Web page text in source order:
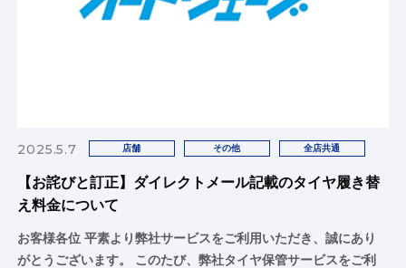
2025.5.7 店舗 その他 全店共通
【お詫びと訂正】ダイレクトメール記載のタイヤ履き替
え料金について
お客様各位 平素より弊社サービスをご利用いただき、誠にあり
がとうございます。 このたび、弊社タイヤ保管サービスをご利